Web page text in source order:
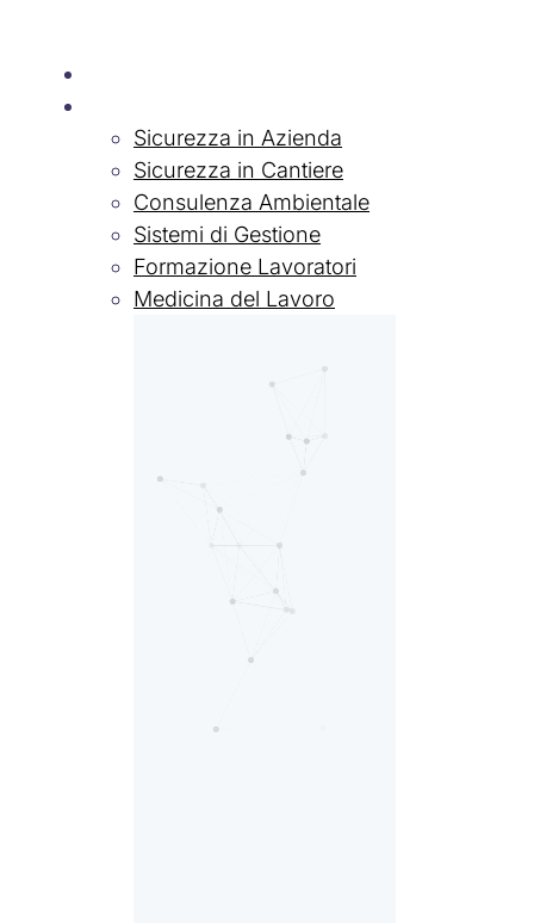
Sicurezza in Azienda
Sicurezza in Cantiere
Consulenza Ambientale
Sistemi di Gestione
Formazione Lavoratori
Medicina del Lavoro